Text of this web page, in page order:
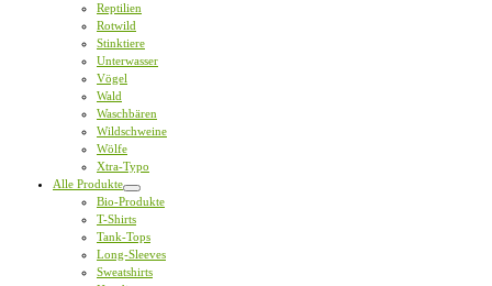
Reptilien
Rotwild
Stinktiere
Unterwasser
Vögel
Wald
Waschbären
Wildschweine
Wölfe
Xtra-Typo
Alle Produkte
Bio-Produkte
T-Shirts
Tank-Tops
Long-Sleeves
Sweatshirts